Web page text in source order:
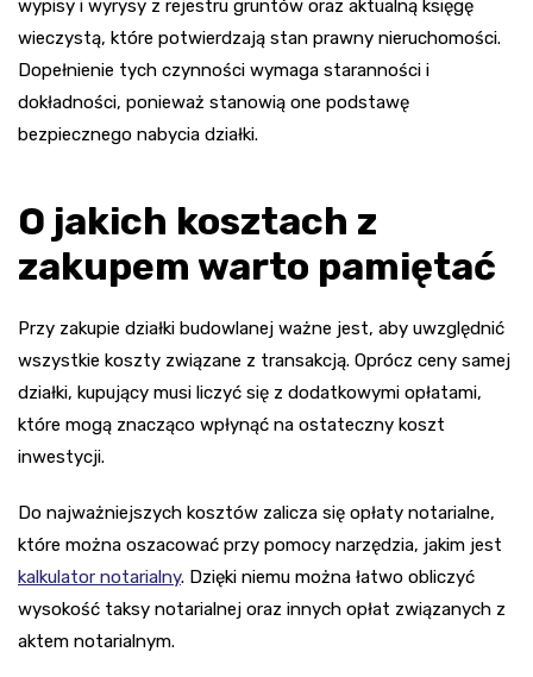
wypisy i wyrysy z rejestru gruntów oraz aktualną księgę
wieczystą, które potwierdzają stan prawny nieruchomości.
Dopełnienie tych czynności wymaga staranności i
dokładności, ponieważ stanowią one podstawę
bezpiecznego nabycia działki.
O jakich kosztach z
zakupem warto pamiętać
Przy zakupie działki budowlanej ważne jest, aby uwzględnić
wszystkie koszty związane z transakcją. Oprócz ceny samej
działki, kupujący musi liczyć się z dodatkowymi opłatami,
które mogą znacząco wpłynąć na ostateczny koszt
inwestycji.
Do najważniejszych kosztów zalicza się opłaty notarialne,
które można oszacować przy pomocy narzędzia, jakim jest
kalkulator notarialny. Dzięki niemu można łatwo obliczyć
wysokość taksy notarialnej oraz innych opłat związanych z
aktem notarialnym.